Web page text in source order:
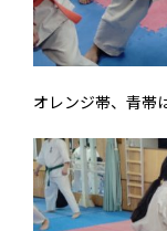
オレンジ帯、青帯